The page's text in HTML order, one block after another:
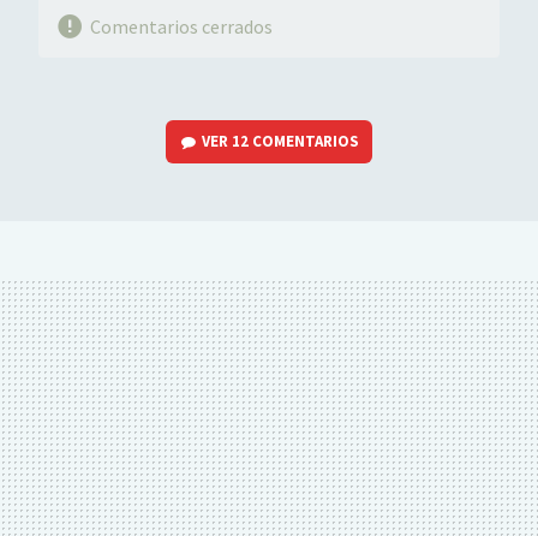
Comentarios cerrados
VER 12 COMENTARIOS